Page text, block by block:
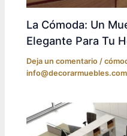
La Cómoda: Un
Elegante Para Tu
Deja un comentario /
info@decorarmuebles.com